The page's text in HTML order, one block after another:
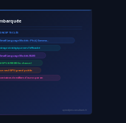
CLÉS
Small Language Models : Phi-4, Gemma…
virage stratégique vers l'efficacité
Small Language Models (SLM)
4 GPU A100 (80 Go chacun)
un seul GPU grand public
centaines de milliers d'euros par an
ayinedjimi-consultants.fr